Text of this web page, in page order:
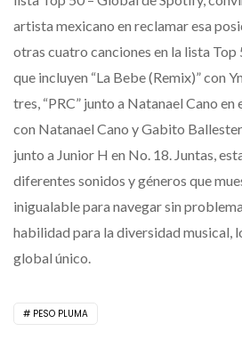
artista mexicano en reclamar esa
otras cuatro canciones en la lista Top
que incluyen “La Bebe (Remix)” con
tres, “PRC” junto a Natanael Cano en
con Natanael Cano y Gabito
junto a Junior H en No. 18. Juntas,
diferentes sonidos y géneros que
inigualable para navegar sin
habilidad para la diversidad musical,
global único.
PESO PLUMA